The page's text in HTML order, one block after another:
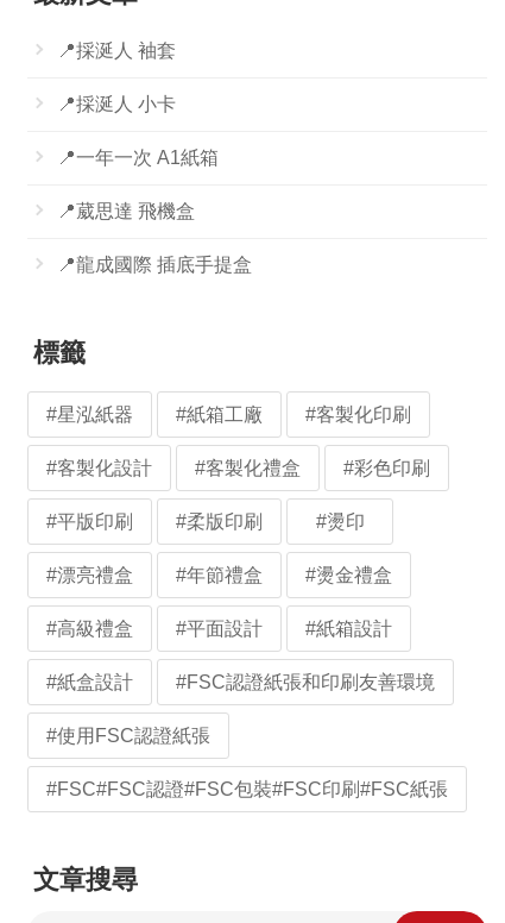
📍採涎人 袖套
📍採涎人 小卡
📍一年一次 A1紙箱
📍葳思達 飛機盒
📍龍成國際 插底手提盒
標籤
#星泓紙器 #紙箱工廠 #客製化印刷
#客製化設計 #客製化禮盒 #彩色印刷
#平版印刷 #柔版印刷 #燙印
#漂亮禮盒 #年節禮盒 #燙金禮盒
#高級禮盒 #平面設計 #紙箱設計
#紙盒設計 #FSC認證紙張和印刷友善環境
#使用FSC認證紙張
#FSC#FSC認證#FSC包裝#FSC印刷#FSC紙張
文章搜尋